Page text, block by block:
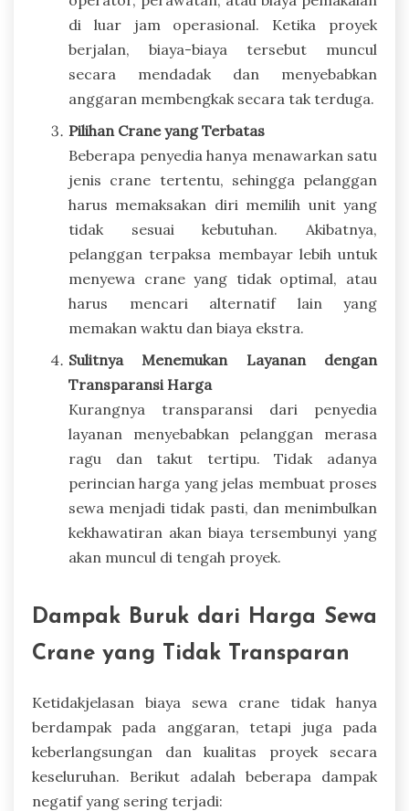
di luar jam operasional. Ketika proyek
berjalan, biaya-biaya tersebut muncul
secara mendadak dan menyebabkan
anggaran membengkak secara tak terduga.
Pilihan Crane yang Terbatas
Beberapa penyedia hanya menawarkan satu
jenis crane tertentu, sehingga pelanggan
harus memaksakan diri memilih unit yang
tidak sesuai kebutuhan. Akibatnya,
pelanggan terpaksa membayar lebih untuk
menyewa crane yang tidak optimal, atau
harus mencari alternatif lain yang
memakan waktu dan biaya ekstra.
Sulitnya Menemukan Layanan dengan
Transparansi Harga
Kurangnya transparansi dari penyedia
layanan menyebabkan pelanggan merasa
ragu dan takut tertipu. Tidak adanya
perincian harga yang jelas membuat proses
sewa menjadi tidak pasti, dan menimbulkan
kekhawatiran akan biaya tersembunyi yang
akan muncul di tengah proyek.
Dampak Buruk dari Harga Sewa
Crane yang Tidak Transparan
Ketidakjelasan biaya sewa crane tidak hanya
berdampak pada anggaran, tetapi juga pada
keberlangsungan dan kualitas proyek secara
keseluruhan. Berikut adalah beberapa dampak
negatif yang sering terjadi: